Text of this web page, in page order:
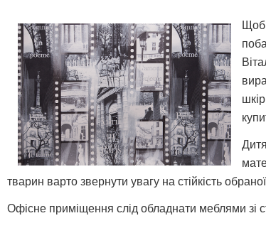
Щоб
тварин варто звернути увагу на стійкість
Офісне приміщення слід обладнати меблями зі